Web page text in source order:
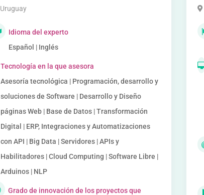
Uruguay
Idioma del experto
Español | Inglés
Tecnología en la que asesora
Asesoría tecnológica | Programación, desarrollo y
soluciones de Software | Desarrollo y Diseño
páginas Web | Base de Datos | Transformación
Digital | ERP, Integraciones y Automatizaciones
con API | Big Data | Servidores | APIs y
Habilitadores | Cloud Computing | Software Libre |
Arduinos | NLP
Grado de innovación de los proyectos que